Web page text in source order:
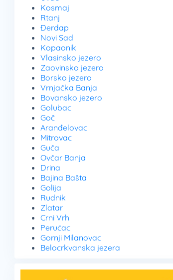
Kosmaj
Rtanj
Đerdap
Novi Sad
Kopaonik
Vlasinsko jezero
Zaovinsko jezero
Borsko jezero
Vrnjačka Banja
Bovansko jezero
Golubac
Goč
Aranđelovac
Mitrovac
Guča
Ovčar Banja
Drina
Bajina Bašta
Golija
Rudnik
Zlatar
Crni Vrh
Perućac
Gornji Milanovac
Belocrkvanska jezera